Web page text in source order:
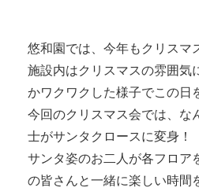
悠和園では、今年もクリスマ
施設内はクリスマスの雰囲気
かワクワクした様子でこの日
今回のクリスマス会では、な
士がサンタクロースに変身！
サンタ姿のお二人が各フロア
の皆さんと一緒に楽しい時間